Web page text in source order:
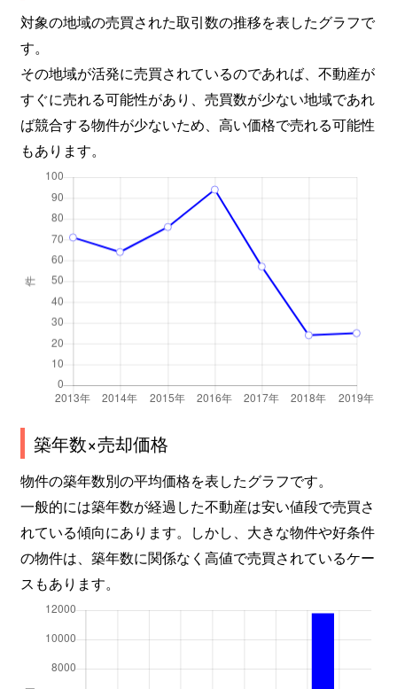
対象の地域の売買された取引数の推移を表したグラフで
す。
その地域が活発に売買されているのであれば、不動産が
すぐに売れる可能性があり、売買数が少ない地域であれ
ば競合する物件が少ないため、高い価格で売れる可能性
もあります。
築年数×売却価格
物件の築年数別の平均価格を表したグラフです。
一般的には築年数が経過した不動産は安い値段で売買さ
れている傾向にあります。しかし、大きな物件や好条件
の物件は、築年数に関係なく高値で売買されているケー
スもあります。